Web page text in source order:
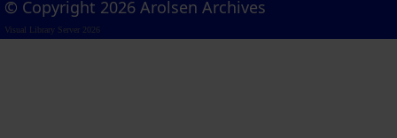
© Copyright 2026 Arolsen Archives
Visual Library Server 2026